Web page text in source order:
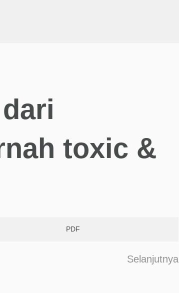
toxic &
PDF
Selanjutnya